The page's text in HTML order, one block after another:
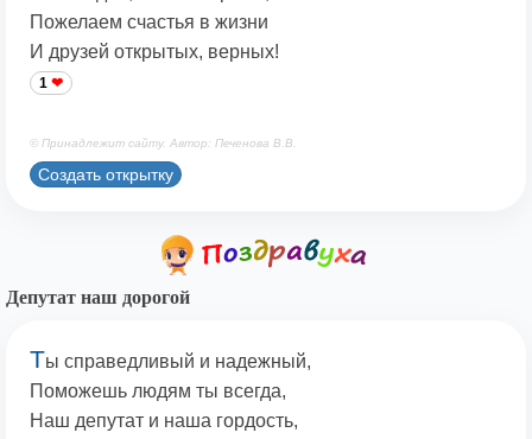
Пожелаем счастья в жизни
И друзей открытых, верных!
1
© Принадлежит сайту. Автор: Печенова В.В.
Создать открытку
Депутат наш дорогой
Ты справедливый и надежный,
Поможешь людям ты всегда,
Наш депутат и наша гордость,